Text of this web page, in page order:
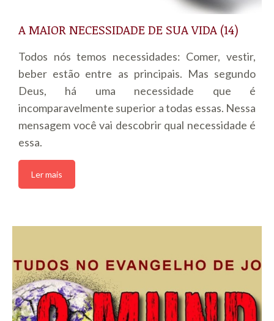
A MAIOR NECESSIDADE DE SUA VIDA (14)
Todos nós temos necessidades: Comer, vestir,
beber estão entre as principais. Mas segundo
Deus, há uma necessidade que é
incomparavelmente superior a todas essas. Nessa
mensagem você vai descobrir qual necessidade é
essa.
Ler mais